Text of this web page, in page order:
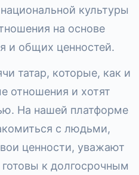
культуры
на основе
и общих ценностей.
татар, которые, как и
отношения и хотят
На нашей платформе
с людьми,
ценности, уважают
к долгосрочным